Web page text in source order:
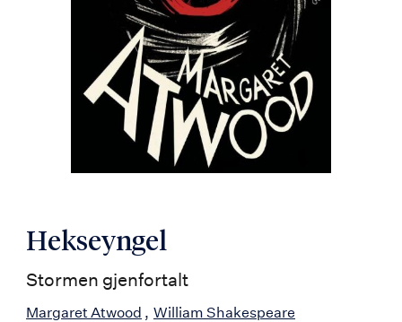
Hekseyngel
Stormen gjenfortalt
Margaret Atwood William Shakespeare